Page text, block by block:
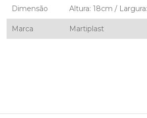
Dimensão Altura: 18cm /
Marca Martiplast